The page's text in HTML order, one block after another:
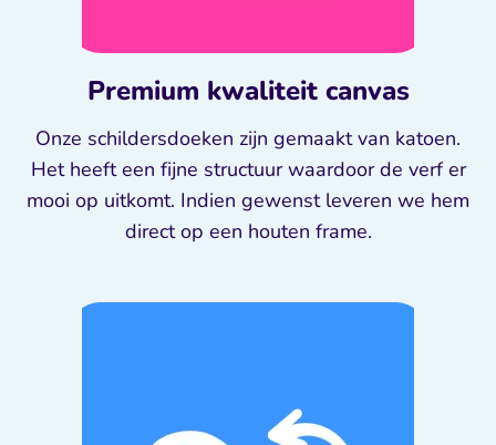
Premium kwaliteit canvas
Onze schildersdoeken zijn gemaakt van katoen.
Het heeft een fijne structuur waardoor de verf er
mooi op uitkomt. Indien gewenst leveren we hem
direct op een houten frame.